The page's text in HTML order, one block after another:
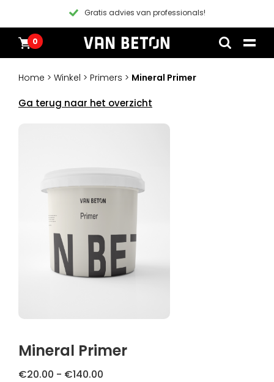
Gratis advies van professionals!
0
Overslaan
Producten
Inspiratie
Instructievideos
Home > Winkel > Primers > Mineral Primer
Ga terug naar het overzicht
Home
Contact
Producten
Alle producten
Pakketten
Stalen & testers
Klantenservice
Algemene voorwaarden
Instructievideos
Inspiratie
Mineral Primer
€20.00 - €140.00